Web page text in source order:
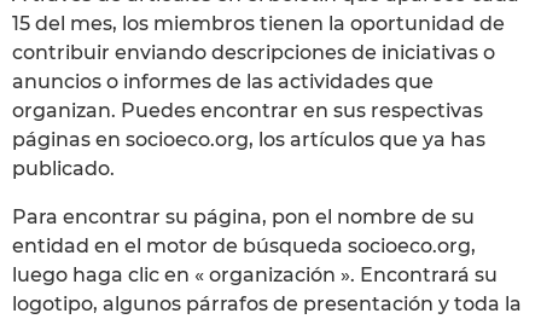
15 del mes, los miembros tienen la oportunidad de
contribuir enviando descripciones de iniciativas o
anuncios o informes de las actividades que
organizan. Puedes encontrar en sus respectivas
páginas en socioeco.org, los artículos que ya has
publicado.
Para encontrar su página, pon el nombre de su
entidad en el motor de búsqueda socioeco.org,
luego haga clic en « organización ». Encontrará su
logotipo, algunos párrafos de presentación y toda la